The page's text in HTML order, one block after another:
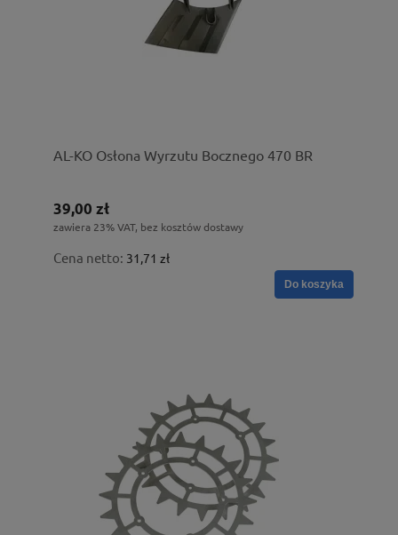
AL-KO Osłona Wyrzutu Bocznego 470 BR
39,00 zł
zawiera 23% VAT, bez kosztów dostawy
Cena netto: 31,71 zł
Do koszyka